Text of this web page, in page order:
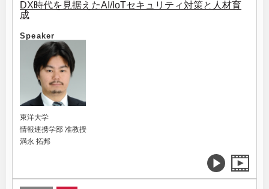
DX時代を見据えたAI/IoTセキュリティ対策と人材育
成
Speaker
東洋大学
情報連携学部 准教授
満永 拓邦